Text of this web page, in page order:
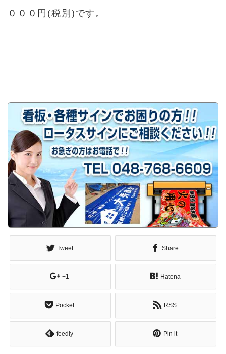
０００円(税別)です。
Tweet Share
+1 Hatena
Pocket RSS
feedly Pin it